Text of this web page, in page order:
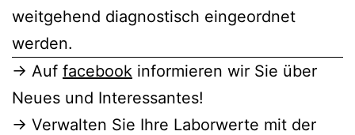
weitgehend diagnostisch eingeordnet
werden.
→ Auf facebook informieren wir Sie über
Neues und Interessantes!
→ Verwalten Sie Ihre Laborwerte mit der